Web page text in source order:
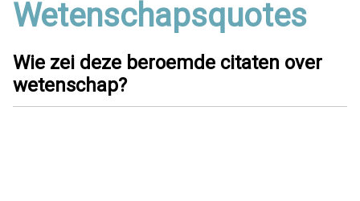
Wetenschapsquotes
Wie zei deze beroemde citaten over
wetenschap?